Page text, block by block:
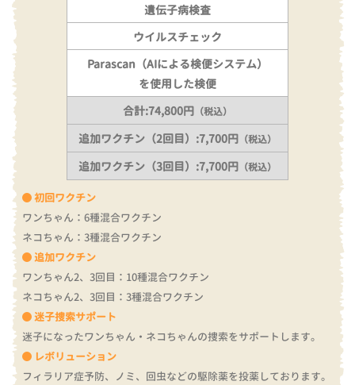
初回ワクチン
ワンちゃん：6種混合ワクチン
ネコちゃん：3種混合ワクチン
追加ワクチン
ワンちゃん2、3回目：10種混合ワクチン
ネコちゃん2、3回目：3種混合ワクチン
迷子捜索サポート
迷子になったワンちゃん・ネコちゃんの捜索をサポートします。
レボリューション
フィラリア症予防、ノミ、回虫などの駆除薬を投薬しております。
遺伝子病検査
ウイルスチェック
Parascan（AIによる検便システム）
を使用した検便
合計:74,800円 （税込）
追加ワクチン（2回目）:7,700円 （税込）
追加ワクチン（3回目）:7,700円 （税込）